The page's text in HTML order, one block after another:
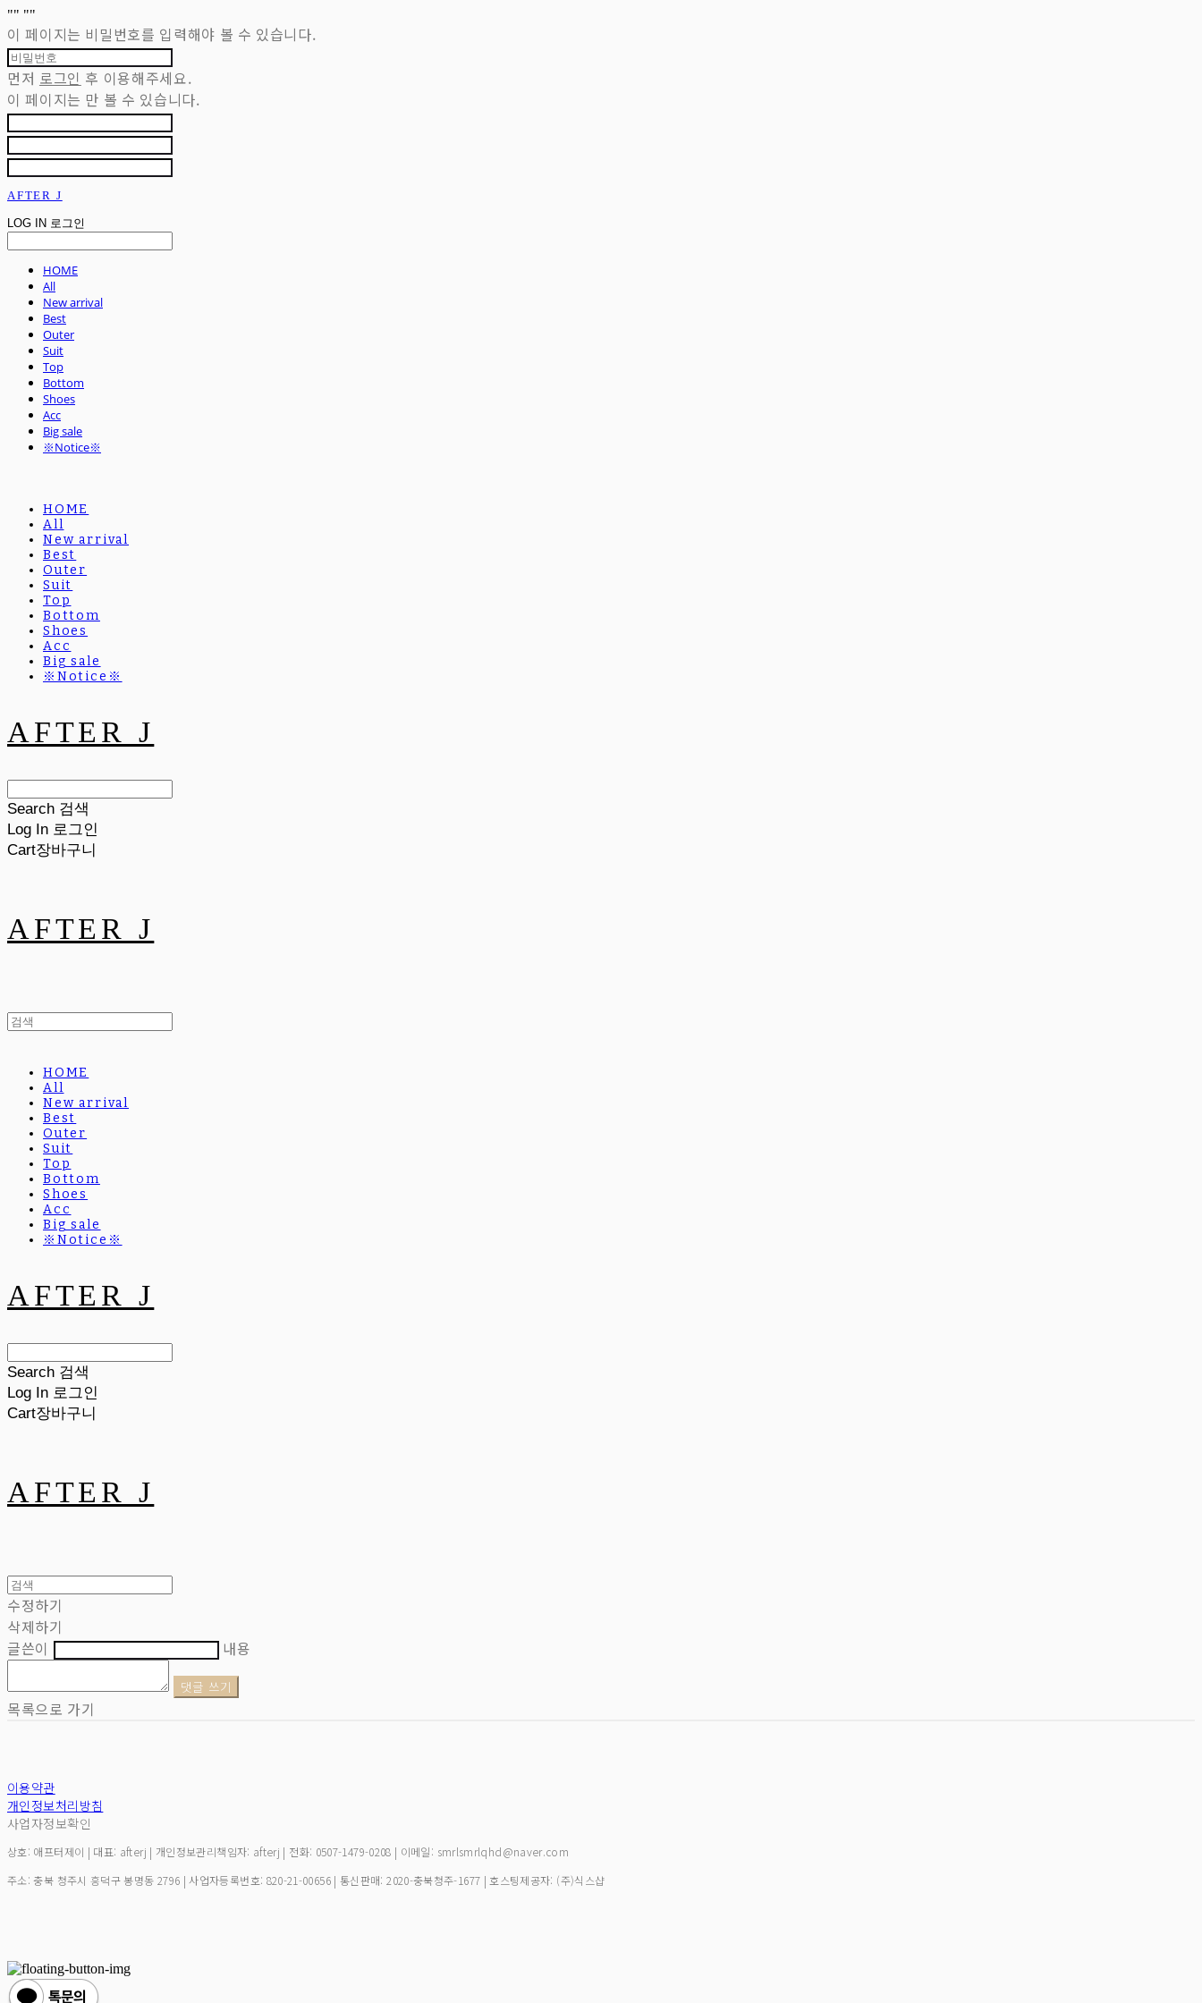
"" ""
이 페이지는 비밀번호를 입력해야 볼 수 있습니다.
먼저 로그인 후 이용해주세요.
이 페이지는 만 볼 수 있습니다.
AFTER J
LOG IN 로그인
HOME
All
New arrival
Best
Outer
Suit
Top
Bottom
Shoes
Acc
Big sale
※Notice※
HOME
All
New arrival
Best
Outer
Suit
Top
Bottom
Shoes
Acc
Big sale
※Notice※
AFTER J
Search 검색
Log In 로그인
Cart장바구니
AFTER J
HOME
All
New arrival
Best
Outer
Suit
Top
Bottom
Shoes
Acc
Big sale
※Notice※
AFTER J
Search 검색
Log In 로그인
Cart장바구니
AFTER J
수정하기
삭제하기
글쓴이
내용
댓글 쓰기
목록으로 가기
이용약관
개인정보처리방침
사업자정보확인
상호: 애프터제이 | 대표: afterj | 개인정보관리책임자: afterj | 전화: 0507-1479-0208 | 이메일: smrlsmrlqhd@naver.com
주소: 충북 청주시 흥덕구 봉명동 2796 | 사업자등록번호: 820-21-00656| 통신판매:2020-충북청주-1677 | 호스팅제공자: (주)식스샵